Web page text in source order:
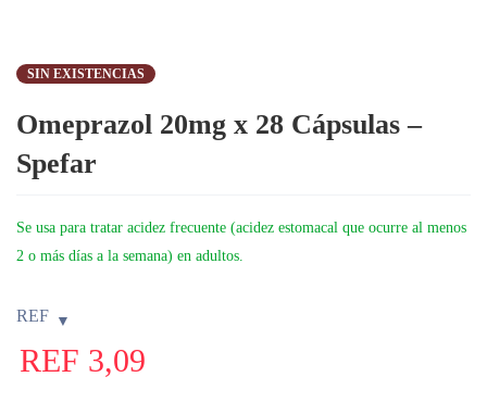
SIN EXISTENCIAS
Omeprazol 20mg x 28 Cápsulas –
Spefar
Se usa para tratar acidez frecuente (acidez estomacal que ocurre al menos
2 o más días a la semana) en adultos.
REF
REF 3,09